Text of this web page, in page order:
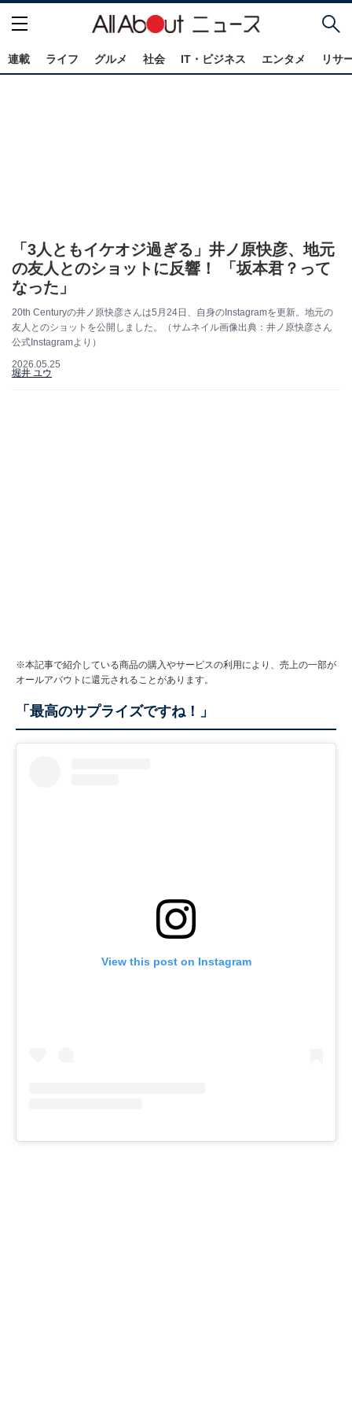
連載 ライフ グルメ 社会 IT・ビジネス エンタメ リサ
「3人ともイケオジ過ぎる」井ノ原快彦、地元
の友人とのショットに反響！ 「坂本君？って
なった」
20th Centuryの井ノ原快彦さんは5月24日、自身のInstagramを更新。地元の
友人とのショットを公開しました。（サムネイル画像出典：井ノ原快彦さん
公式Instagramより）
2026.05.25
堀井 ユウ
※本記事で紹介している商品の購入やサービスの利用により、売上の一部が
オールアバウトに還元されることがあります。
「最高のサプライズですね！」
View this post on Instagram